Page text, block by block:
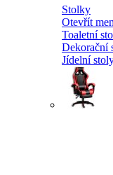
Stolky
Otevřít
Toaletní
Dekorační
Jídelní